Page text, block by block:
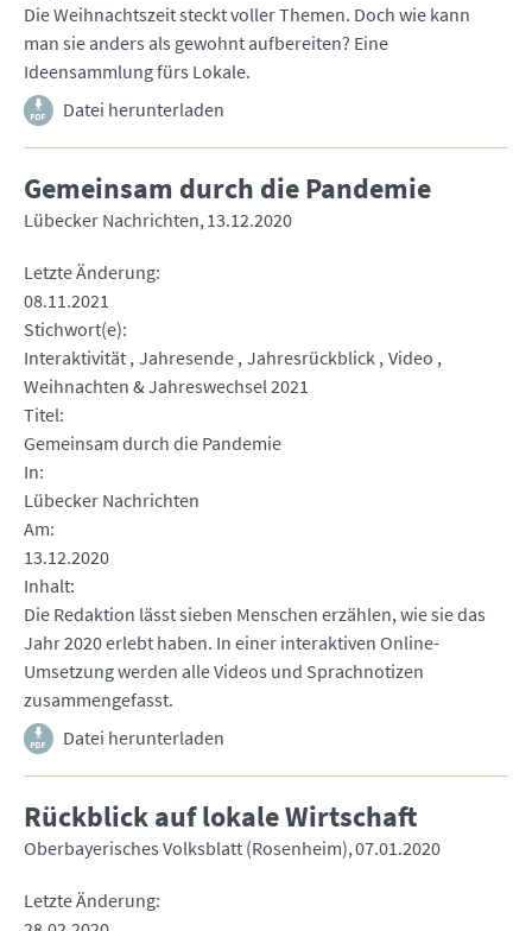
Die Weihnachtszeit steckt voller Themen. Doch wie kann
man sie anders als gewohnt aufbereiten? Eine
Ideensammlung fürs Lokale.
Datei herunterladen
Gemeinsam durch die Pandemie
Lübecker Nachrichten 13.12.2020
Letzte Änderung
08.11.2021
Stichwort(e)
Interaktivität Jahresende Jahresrückblick Video
Weihnachten & Jahreswechsel 2021
Titel
Gemeinsam durch die Pandemie
In
Lübecker Nachrichten
Am
13.12.2020
Inhalt
Die Redaktion lässt sieben Menschen erzählen, wie sie das
Jahr 2020 erlebt haben. In einer interaktiven Online-
Umsetzung werden alle Videos und Sprachnotizen
zusammengefasst.
Datei herunterladen
Rückblick auf lokale Wirtschaft
Oberbayerisches Volksblatt (Rosenheim) 07.01.2020
Letzte Änderung